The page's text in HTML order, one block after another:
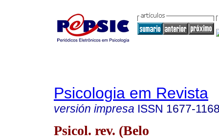
Psicologia em Revista
versión impresa ISSN 1677-
Psicol. rev. (Belo